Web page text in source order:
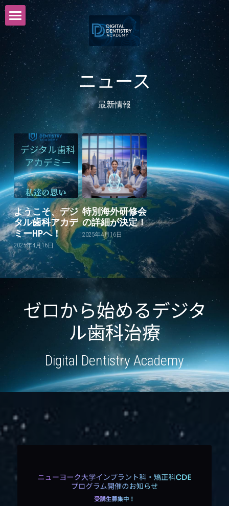
ニュース
はじめに
ニューヨークCDEプログラム
講師紹介
申し込み
Youtube
お問い合わせ
元受講生からのメッセージ
リンク
Facebook
POWERED BY
ニュース
最新情報
ようこそ、デジ
タル歯科アカデ
ミーHPへ！
2025年4月16日
特別海外研修会
の詳細が決定！
2025年4月16日
ゼロから始めるデジタ
ル歯科治療
Digital Dentistry Academy
×
ストアカテゴリー
すべてのカテゴリー